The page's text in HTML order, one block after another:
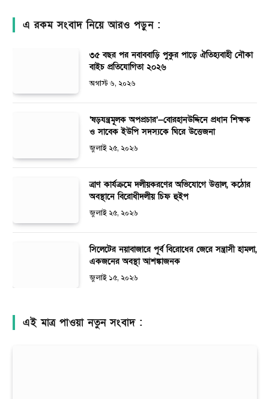
এ রকম সংবাদ নিয়ে আরও পড়ুন :
৩৫ বছর পর নবাববাড়ি পুকুর পাড়ে ঐতিহ্যবাহী নৌকা
বাইচ প্রতিযোগিতা ২০২৬
অগাস্ট ৬, ২০২৬
‘ষড়যন্ত্রমূলক অপপ্রচার’—বোরহানউদ্দিনে প্রধান শিক্ষক
ও সাবেক ইউপি সদস্যকে ঘিরে উত্তেজনা
জুলাই ২৫, ২০২৬
ত্রাণ কার্যক্রমে দলীয়করণের অভিযোগে উত্তাল, কঠোর
অবস্থানে বিরোধীদলীয় চিফ হুইপ
জুলাই ২৫, ২০২৬
সিলেটের নয়াবাজারে পূর্ব বিরোধের জেরে সন্ত্রাসী হামলা,
একজনের অবস্থা আশঙ্কাজনক
জুলাই ১৫, ২০২৬
এই মাত্র পাওয়া নতুন সংবাদ :